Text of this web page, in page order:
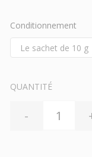
Conditionnement
QUANTITÉ
-